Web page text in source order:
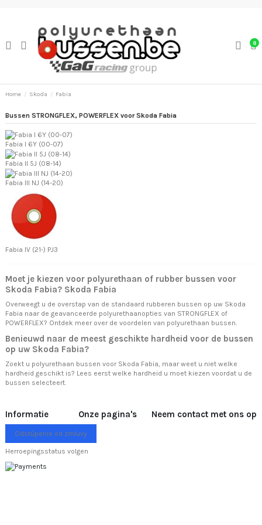
0
Home Skoda Fabia
Bussen STRONGFLEX, POWERFLEX voor Skoda Fabia
Fabia I 6Y (00-07)
Fabia II 5J (08-14)
Fabia III NJ (14-20)
Fabia IV (21-) PJ3
Moet je kiezen voor polyurethaan of rubber bussen voor
Skoda Fabia? Skoda Fabia
Overweegt u de overstap van de standaard rubberen bussen op uw Skoda
Fabia naar de geavanceerde polyurethaanopties van STRONGFLEX of
POWERFLEX? Ontdek meer over de voordelen van polyurethaan bussen.
Benieuwd naar de meest geschikte hardheid voor de bussen
op uw Skoda Fabia?
Zoekt u polyurethaan bussen voor Skoda Fabia, maar weet u niet welke
hardheid geschikt is? Lees eerst welke hardheid u moet kiezen voordat u de
bussen selecteert.
Informatie Onze pagina's Neem contact met ons op
Odstúpenie od zmluvy
Herroepingsstatus volgen